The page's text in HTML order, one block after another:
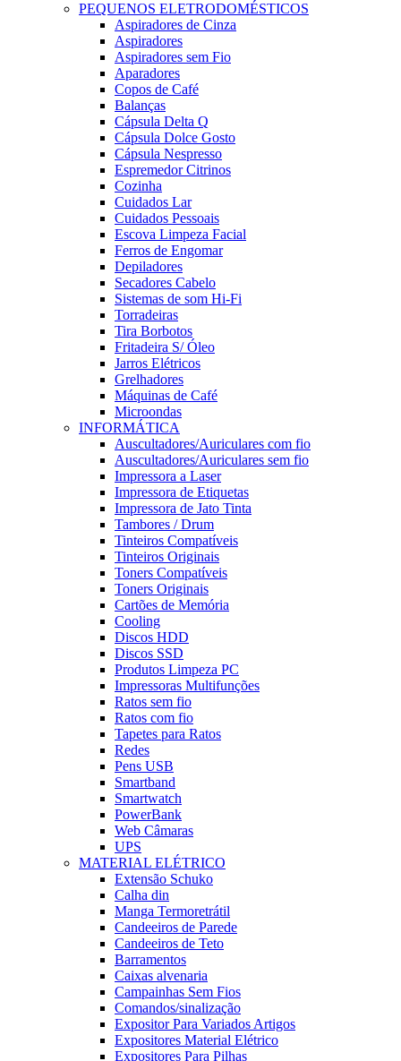
PEQUENOS ELETRODOMÉSTICOS
Aspiradores de Cinza
Aspiradores
Aspiradores sem Fio
Aparadores
Copos de Café
Balanças
Cápsula Delta Q
Cápsula Dolce Gosto
Cápsula Nespresso
Espremedor Citrinos
Cozinha
Cuidados Lar
Cuidados Pessoais
Escova Limpeza Facial
Ferros de Engomar
Depiladores
Secadores Cabelo
Sistemas de som Hi-Fi
Torradeiras
Tira Borbotos
Fritadeira S/ Óleo
Jarros Elétricos
Grelhadores
Máquinas de Café
Microondas
INFORMÁTICA
Auscultadores/Auriculares com fio
Auscultadores/Auriculares sem fio
Impressora a Laser
Impressora de Etiquetas
Impressora de Jato Tinta
Tambores / Drum
Tinteiros Compatíveis
Tinteiros Originais
Toners Compatíveis
Toners Originais
Cartões de Memória
Cooling
Discos HDD
Discos SSD
Produtos Limpeza PC
Impressoras Multifunções
Ratos sem fio
Ratos com fio
Tapetes para Ratos
Redes
Pens USB
Smartband
Smartwatch
PowerBank
Web Câmaras
UPS
MATERIAL ELÉTRICO
Extensão Schuko
Calha din
Manga Termoretrátil
Candeeiros de Parede
Candeeiros de Teto
Barramentos
Caixas alvenaria
Campainhas Sem Fios
Comandos/sinalização
Expositor Para Variados Artigos
Expositores Material Elétrico
Expositores Para Pilhas